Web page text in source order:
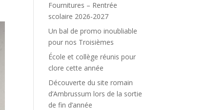
Fournitures – Rentrée
scolaire 2026-2027
Un bal de promo inoubliable
pour nos Troisièmes
École et collège réunis pour
clore cette année
Découverte du site romain
d’Ambrussum lors de la sortie
de fin d’année